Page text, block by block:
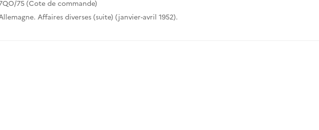
75 (Cote de commande)
Affaires diverses (suite) (janvier-avril 1952).